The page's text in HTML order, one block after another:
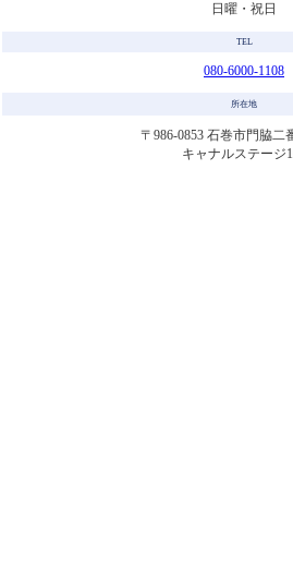
日曜・祝日
TEL
080-6000-1108
所在地
〒986-0853 石巻市門脇二
キャナルステージ